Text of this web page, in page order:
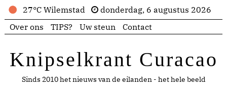
27°C Wilemstad
donderdag, 6 augustus 2026
Over ons
TIPS? Uw steun Contact
Knipselkrant Curacao
Sinds 2010 het nieuws van de eilanden - het hele beeld